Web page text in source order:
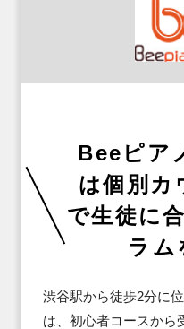
Beeピア
は個別カ
で生徒に
ラム
渋谷駅から徒歩2分に
は、初心者コースから